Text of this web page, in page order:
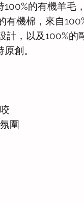
的有機羊毛
有機棉，來自
計，以及100%的
創。
圍